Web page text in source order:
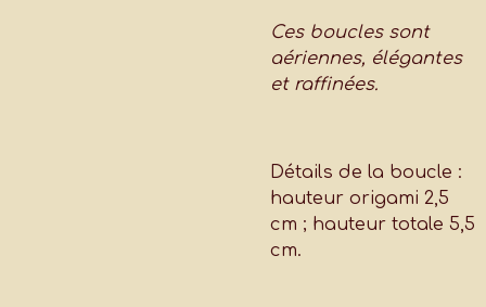
Ces boucles sont
aériennes, élégantes
et raffinées.
Détails de la boucle :
hauteur origami 2,5
cm ; hauteur totale 5,5
cm.